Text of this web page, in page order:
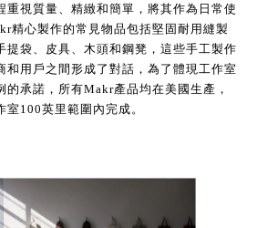
重視質量、精緻和簡單，將其作為日常使
精心製作的常見物品包括堅固耐用縫製
提袋、皮具、木頭和鋼凳，這些手工製作
和用戶之間形成了對話，為了體現工作室
的承諾，所有Makr產品均在美國生產，
100英里範圍內完成。